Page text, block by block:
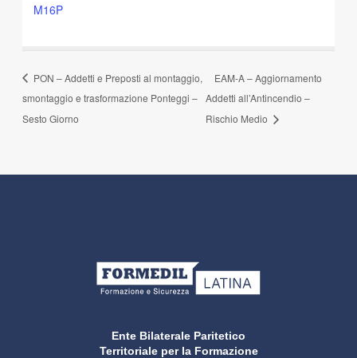
M16P
PON – Addetti e Preposti al montaggio,
smontaggio e trasformazione Ponteggi –
Sesto Giorno
EAM-A – Aggiornamento
Addetti all’Antincendio –
Rischio Medio
Ente Bilaterale Paritetico
Territoriale per la Formazione